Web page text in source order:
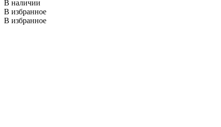
В наличии
В избранное
В избранное